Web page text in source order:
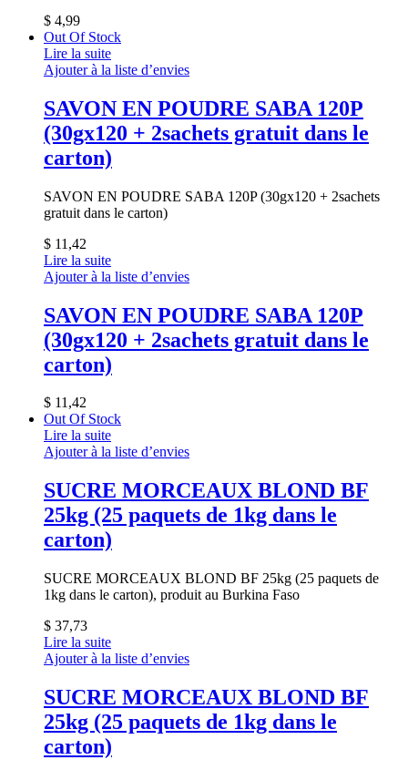
$ 4,99
Out Of Stock
Lire la suite
Ajouter à la liste d’envies
SAVON EN POUDRE SABA 120P
(30gx120 + 2sachets gratuit dans le
carton)
SAVON EN POUDRE SABA 120P (30gx120 + 2sachets
gratuit dans le carton)
$ 11,42
Lire la suite
Ajouter à la liste d’envies
SAVON EN POUDRE SABA 120P
(30gx120 + 2sachets gratuit dans le
carton)
$ 11,42
Out Of Stock
Lire la suite
Ajouter à la liste d’envies
SUCRE MORCEAUX BLOND BF
25kg (25 paquets de 1kg dans le
carton)
SUCRE MORCEAUX BLOND BF 25kg (25 paquets de
1kg dans le carton), produit au Burkina Faso
$ 37,73
Lire la suite
Ajouter à la liste d’envies
SUCRE MORCEAUX BLOND BF
25kg (25 paquets de 1kg dans le
carton)